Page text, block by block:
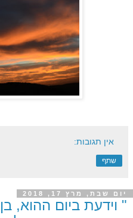
אין תגובות:
שתף
יום שבת, מרץ 17, 2018
" וידעת ביום ההוא,